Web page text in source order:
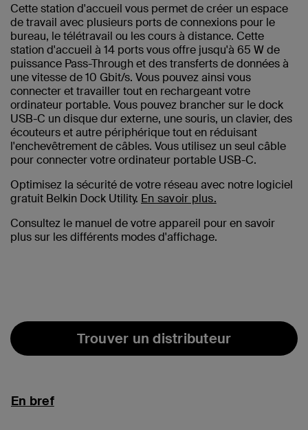
Cette station d'accueil vous permet de créer un espace
de travail avec plusieurs ports de connexions pour le
bureau, le télétravail ou les cours à distance. Cette
station d'accueil à 14 ports vous offre jusqu'à 65 W de
puissance Pass-Through et des transferts de données à
une vitesse de 10 Gbit/s. Vous pouvez ainsi vous
connecter et travailler tout en rechargeant votre
ordinateur portable. Vous pouvez brancher sur le dock
USB-C un disque dur externe, une souris, un clavier, des
écouteurs et autre périphérique tout en réduisant
l'enchevêtrement de câbles. Vous utilisez un seul câble
pour connecter votre ordinateur portable USB-C.
Optimisez la sécurité de votre réseau avec notre logiciel
gratuit Belkin Dock Utility. En savoir plus.
Consultez le manuel de votre appareil pour en savoir
plus sur les différents modes d'affichage.
Trouver un distributeur
En bref